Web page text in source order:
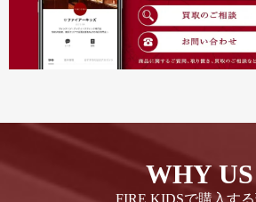
WHY US
FIRE KIDSで購入す